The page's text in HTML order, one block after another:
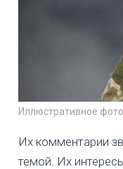
Иллюстративное фото
Их комментарии
темой. Их